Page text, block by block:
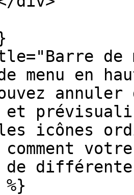
de
menu en
et
icônes
de